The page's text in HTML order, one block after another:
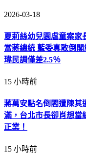
2026-03-18
夏莉絲幼兒園虐童案家
當蔣總統 藍委真敢倒
瑋民調僅差2.5％
15 小時前
蔣萬安點名倒閣遭陳其
滿，台北市長卻肖想當
正業！
15 小時前